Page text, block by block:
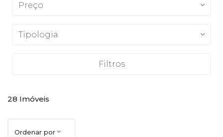
Preço
Tipologia
Filtros
28 Imóveis
Ordenar por